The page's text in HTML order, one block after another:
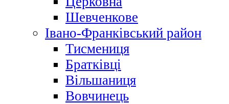
Шевченкове
Івано-Франківський район
Тисмениця
Братківці
Вільшаниця
Вовчинець